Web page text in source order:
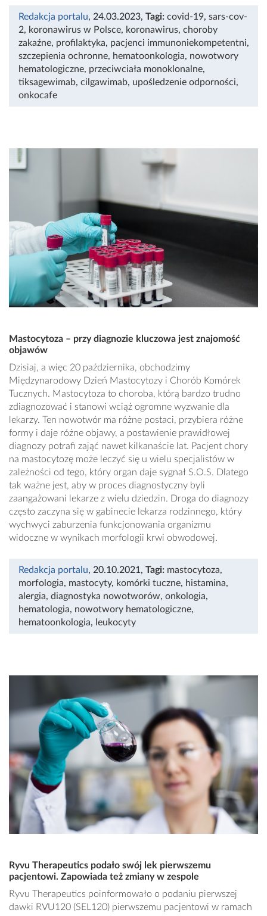
Redakcja portalu, 24.03.2023, Tagi: covid-19, sars-cov-
2, koronawirus w Polsce, koronawirus, choroby
zakaźne, profilaktyka, pacjenci immunoniekompetentni,
szczepienia ochronne, hematoonkologia, nowotwory
hematologiczne, przeciwciała monoklonalne,
tiksagewimab, cilgawimab, upośledzenie odporności,
onkocafe
Mastocytoza – przy diagnozie kluczowa jest znajomość
objawów
Dzisiaj, a więc 20 października, obchodzimy
Międzynarodowy Dzień Mastocytozy i Chorób Komórek
Tucznych. Mastocytoza to choroba, którą bardzo trudno
zdiagnozować i stanowi wciąż ogromne wyzwanie dla
lekarzy. Ten nowotwór ma różne postaci, przybiera różne
formy i daje różne objawy, a postawienie prawidłowej
diagnozy potrafi zająć nawet kilkanaście lat. Pacjent chory
na mastocytozę może leczyć się u wielu specjalistów w
zależności od tego, który organ daje sygnał S.O.S. Dlatego
tak ważne jest, aby w proces diagnostyczny byli
zaangażowani lekarze z wielu dziedzin. Droga do diagnozy
często zaczyna się w gabinecie lekarza rodzinnego, który
wychwyci zaburzenia funkcjonowania organizmu
widoczne w wynikach morfologii krwi obwodowej.
Redakcja portalu, 20.10.2021 , Tagi: mastocytoza,
morfologia, mastocyty, komórki tuczne, histamina,
alergia, diagnostyka nowotworów, onkologia,
hematologia, nowotwory hematologiczne,
hematoonkologia, leukocyty
Ryvu Therapeutics podało swój lek pierwszemu
pacjentowi. Zapowiada też zmiany w zespole
Ryvu Therapeutics poinformowało o podaniu pierwszej
dawki RVU120 (SEL120) pierwszemu pacjentowi w ramach